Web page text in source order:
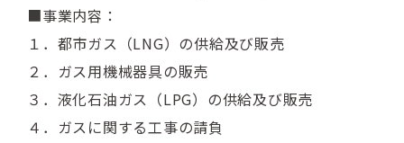
■事業内容：
１．都市ガス（LNG）の供給及び販売
２．ガス用機械器具の販売
３．液化石油ガス（LPG）の供給及び販売
４．ガスに関する工事の請負